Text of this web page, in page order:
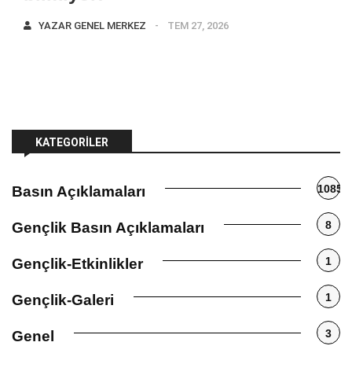
YAZAR GENEL MERKEZ TEM 27, 2026
KATEGORILER
Basın Açıklamaları 1085
Gençlik Basın Açıklamaları 8
Gençlik-Etkinlikler 1
Gençlik-Galeri 1
Genel 3